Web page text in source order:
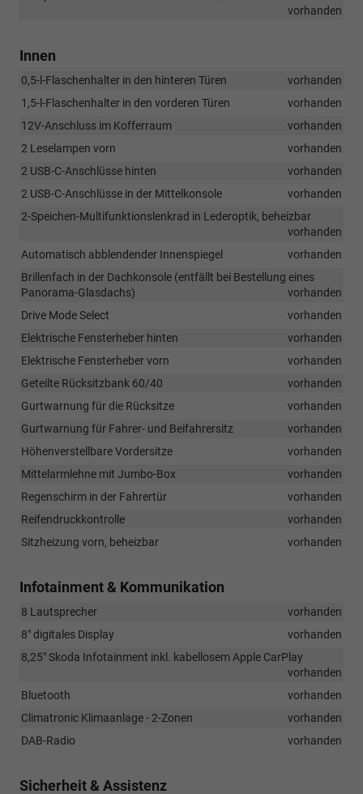
vorhanden
Innen
0,5-l-Flaschenhalter in den hinteren Türen
vorhanden
1,5-l-Flaschenhalter in den vorderen Türen
vorhanden
12V-Anschluss im Kofferraum
vorhanden
2 Leselampen vorn
vorhanden
2 USB-C-Anschlüsse hinten
vorhanden
2 USB-C-Anschlüsse in der Mittelkonsole
vorhanden
2-Speichen-Multifunktionslenkrad in Lederoptik, beheizbar
vorhanden
Automatisch abblendender Innenspiegel
vorhanden
Brillenfach in der Dachkonsole (entfällt bei Bestellung eines
Panorama-Glasdachs)
vorhanden
Drive Mode Select
vorhanden
Elektrische Fensterheber hinten
vorhanden
Elektrische Fensterheber vorn
vorhanden
Geteilte Rücksitzbank 60/40
vorhanden
Gurtwarnung für die Rücksitze
vorhanden
Gurtwarnung für Fahrer- und Beifahrersitz
vorhanden
Höhenverstellbare Vordersitze
vorhanden
Mittelarmlehne mit Jumbo-Box
vorhanden
Regenschirm in der Fahrertür
vorhanden
Reifendruckkontrolle
vorhanden
Sitzheizung vorn, beheizbar
vorhanden
Infotainment & Kommunikation
8 Lautsprecher
vorhanden
8" digitales Display
vorhanden
8,25" Skoda Infotainment inkl. kabellosem Apple CarPlay
vorhanden
Bluetooth
vorhanden
Climatronic Klimaanlage - 2-Zonen
vorhanden
DAB-Radio
vorhanden
Sicherheit & Assistenz